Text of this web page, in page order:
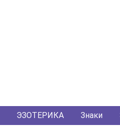
ЭЗОТЕРИКА Знаки